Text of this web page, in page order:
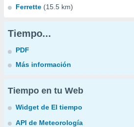
Ferrette (15.5 km)
Tiempo...
PDF
Más información
Tiempo en tu Web
Widget de El tiempo
API de Meteorología